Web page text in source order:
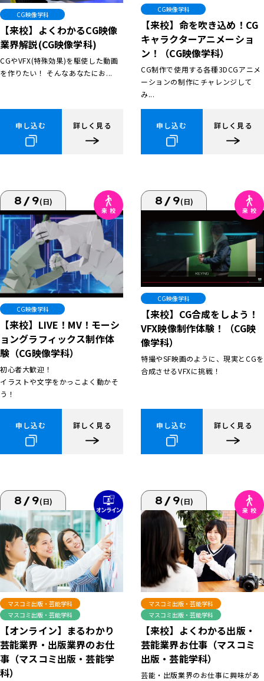
CG映像学科
【来校】よくわかるCG映像
業界解説(CG映像学科)
CGやVFX(特殊効果)を駆使した動画
を作りたい！ そんなあなたにお...
申し込む 詳しく見る
CG映像学科
【来校】命を吹き込め！CG
キャラクターアニメーショ
ン！（CG映像学科）
CG制作で使用する各種3DCGアニメ
ーションの制作にチャレンジして
み...
申し込む 詳しく見る
8/9(日)
CG映像学科
【来校】LIVE！MV！モーシ
ョングラフィックス制作体
験（CG映像学科）
初心者大歓迎！
イラストや文字をかっこよく動かそ
う！
申し込む 詳しく見る
8/9(日)
CG映像学科
【来校】CG合成をしよう！
VFX映像制作体験！（CG映
像学科）
特撮やSF映画のように、現実とCGを
合成させるVFXに挑戦！
申し込む 詳しく見る
8/9(日)
マスコミ出版・芸能学科
マスコミ出版・芸能学科
【オンライン】まるわかり
芸能業界・出版業界のお仕
事（マスコミ出版・芸能学
科）
8/9(日)
マスコミ出版・芸能学科
マスコミ出版・芸能学科
【来校】よくわかる出版・
芸能業界お仕事（マスコミ
出版・芸能学科）
芸能・出版業界のお仕事に興味があ